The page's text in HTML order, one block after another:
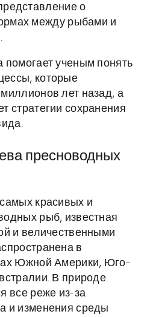
о
между рыбами и
помогает ученым понять
которые
лет назад, а
стратегии сохранения
пресноводных
красивых и
рыб, известная
и величественными
в
Южной Америки, Юго-
В природе
все реже из-за
и изменения среды